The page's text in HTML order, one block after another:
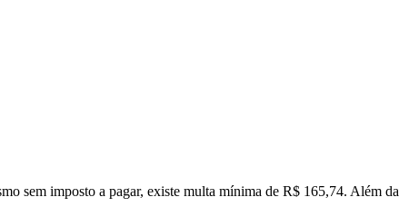
sem imposto a pagar, existe multa mínima de R$ 165,74. Além da